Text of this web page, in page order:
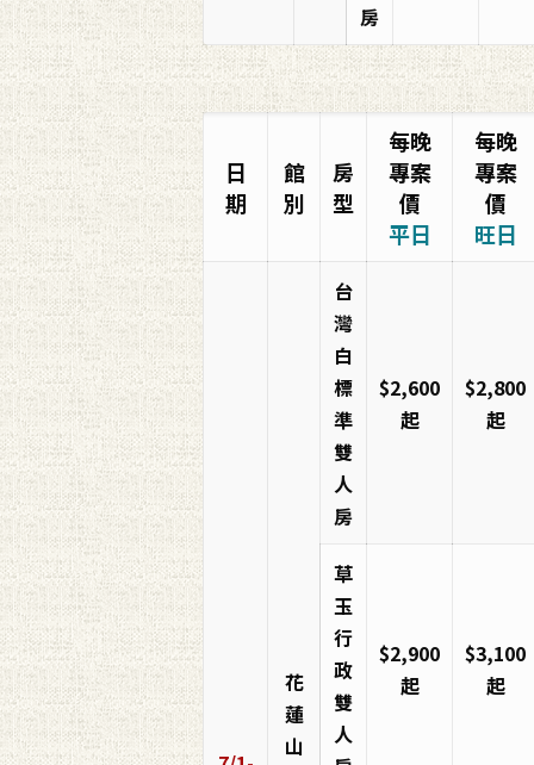
房
日
期
館
別
房
型
每晚
專案
價
平日
每晚
專案
價
旺日
花
蓮
山
台
灣
白
標
準
雙
人
房
$2,600
起
$2,800
起
草
玉
行
政
雙
人
$2,900
起
$3,100
起